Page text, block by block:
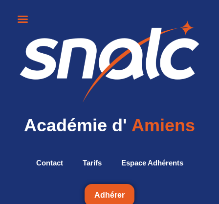
Académie d' Amiens
Contact Tarifs Espace Adhérents
Adhérer